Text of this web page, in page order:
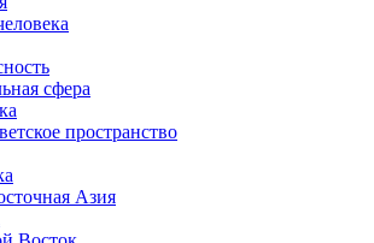
сфера
пространство
Азия